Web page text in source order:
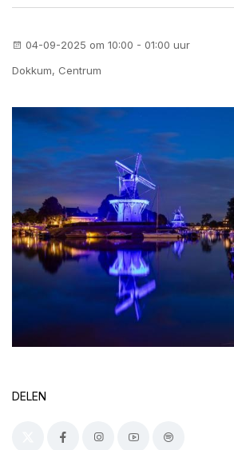
04-09-2025 om 10:00 - 01:00 uur
Dokkum, Centrum
DELEN